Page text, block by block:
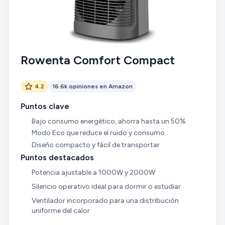
Rowenta Comfort Compact
4.2 16.6k opiniones en Amazon
Puntos clave
Bajo consumo energético, ahorra hasta un 50%
Modo Eco que reduce el ruido y consumo
Diseño compacto y fácil de transportar
Puntos destacados
Potencia ajustable a 1000W y 2000W
Silencio operativo ideal para dormir o estudiar
Ventilador incorporado para una distribución
uniforme del calor